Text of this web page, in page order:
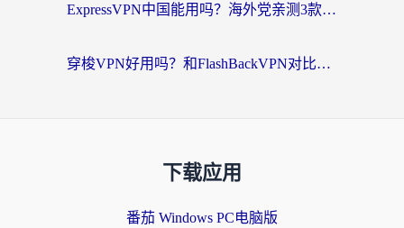
ExpressVPN中国能用吗？海外党亲测3款热门回国加速器，教你避开破解VPN坑
穿梭VPN好用吗？和FlashBackVPN对比哪个回国效果更好？海外党亲测3款加速器+避坑指南
下载应用
番茄 Windows PC电脑版